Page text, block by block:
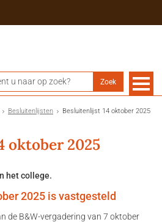
Besluitenlijsten Besluitenlijst 14 oktober 2025
oktober 2025
het college.
2025 is vastgesteld
de B&W-vergadering van 7 oktober